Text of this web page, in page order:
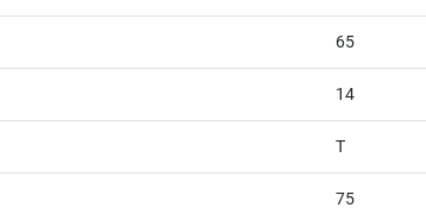
65
14
T
75